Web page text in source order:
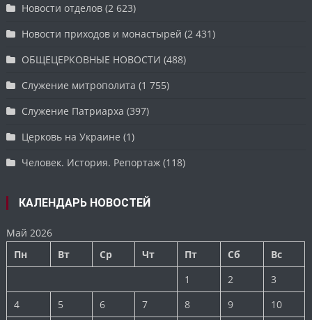
Новости отделов (2 623)
Новости приходов и монастырей (2 431)
ОБЩЕЦЕРКОВНЫЕ НОВОСТИ (488)
Служение митрополита (1 755)
Служение Патриарха (397)
Церковь на Украине (1)
Человек. История. Репортаж (118)
КАЛЕНДАРЬ НОВОСТЕЙ
Май 2026
Пн
Вт Ср Чт Пт Сб
Вс
1
2
3
4
5 6 7 8 9 10